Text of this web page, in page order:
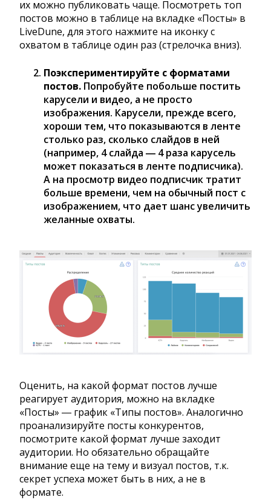
их можно публиковать чаще. Посмотреть топ
постов можно в таблице на вкладке «Посты» в
LiveDune, для этого нажмите на иконку с
охватом в таблице один раз (стрелочка вниз).
Поэкспериментируйте с форматами
постов. Попробуйте побольше постить
карусели и видео, а не просто
изображения. Карусели, прежде всего,
хороши тем, что показываются в ленте
столько раз, сколько слайдов в ней
(например, 4 слайда ― 4 раза карусель
может показаться в ленте подписчика).
А на просмотр видео подписчик тратит
больше времени, чем на обычный пост с
изображением, что дает шанс увеличить
желанные охваты.
Оценить, на какой формат постов лучше
реагирует аудитория, можно на вкладке
«Посты» ― график «Типы постов». Аналогично
проанализируйте посты конкурентов,
посмотрите какой формат лучше заходит
аудитории. Но обязательно обращайте
внимание еще на тему и визуал постов, т.к.
секрет успеха может быть в них, а не в
формате.